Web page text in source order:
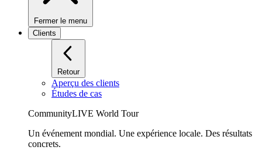
Fermer le menu
Clients
Retour
Aperçu des clients
Études de cas
CommunityLIVE World Tour
Un événement mondial. Une expérience locale. Des résultats
concrets.